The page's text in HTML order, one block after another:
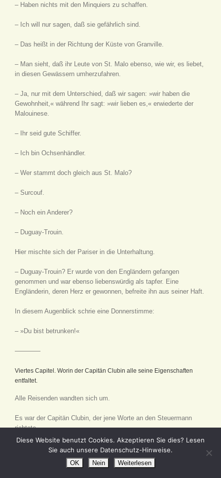
– Haben nichts mit den Minquiers zu schaffen.
– Ich will nur sagen, daß sie gefährlich sind.
– Das heißt in der Richtung der Küste von Granville.
– Man sieht, daß ihr Leute von St. Malo ebenso, wie wir, es liebet,
in diesen Gewässern umherzufahren.
– Ja, nur mit dem Unterschied, daß wir sagen: »wir haben die
Gewohnheit,« während Ihr sagt: »wir lieben es,« erwiederte der
Malouinese.
– Ihr seid gute Schiffer.
– Ich bin Ochsenhändler.
– Wer stammt doch gleich aus St. Malo?
– Surcouf.
– Noch ein Anderer?
– Duguay-Trouin.
Hier mischte sich der Pariser in die Unterhaltung.
– Duguay-Trouin? Er wurde von den Engländern gefangen
genommen und war ebenso liebenswürdig als tapfer. Eine
Engländerin, deren Herz er gewonnen, befreite ihn aus seiner Haft.
In diesem Augenblick schrie eine Donnerstimme:
– »Du bist betrunken!«
————
Viertes Capitel. Worin der Capitän Clubin alle seine Eigenschaften
entfaltet.
Alle Reisenden wandten sich um.
Es war der Capitän Clubin, der jene Worte an den Steuermann
richtete.
Sieur Clubin duzte sonst keinen. Daß er dies Fürwort auf den
Steuermann Tangrouille anwandte, ließ erkennen, daß er sehr
zornig war oder sich den Anschein geben wollte, es zu sein.
Diese Website benutzt Cookies. Akzeptieren Sie dies? Lesen
Sie auch unsere Datenschutz-Hinweise.
OK Nein Weiterlesen